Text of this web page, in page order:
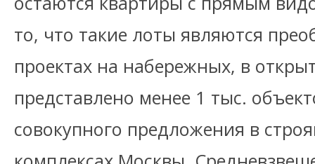
то, что такие лоты являются
проектах на набережных, в
представлено менее 1 тыс.
совокупного предложения в